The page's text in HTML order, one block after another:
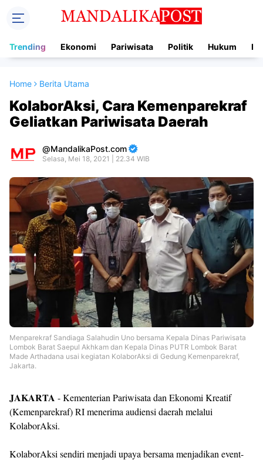
Trending Ekonomi Pariwisata Politik Hukum
Home Berita Utama
KolaborAksi, Cara Kemenparekraf
Geliatkan Pariwisata Daerah
MandalikaPost.com
Selasa, Mei 18, 2021 | 22.34 WIB
Menparekraf Sandiaga Salahudin Uno bersama Kepala Dinas Pariwisata
Lombok Barat Saepul Akhkam dan Kepala Dinas PUTR Lombok Barat
Made Arthadana usai kegiatan KolaborAksi di Gedung Kemenparekraf,
Jakarta.
JAKARTA - Kementerian Pariwisata dan Ekonomi Kreatif
(Kemenparekraf) RI menerima audiensi daerah melalui
KolaborAksi.
KolaborAksi sendiri menjadi upaya bersama menjadikan event-